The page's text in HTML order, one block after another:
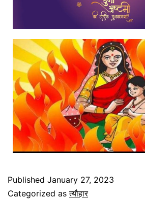
Published January 27, 2023
Categorized asत्यौहार